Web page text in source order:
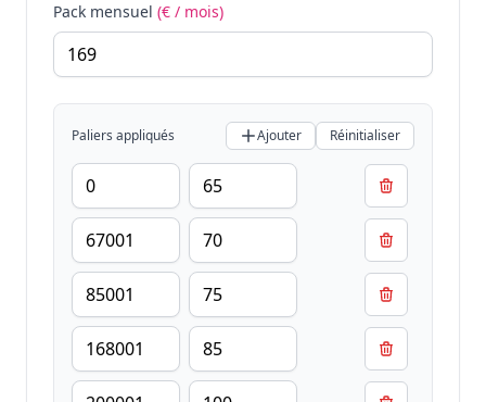
Pack mensuel (€ / mois)
Paliers appliqués Ajouter Réinitialiser